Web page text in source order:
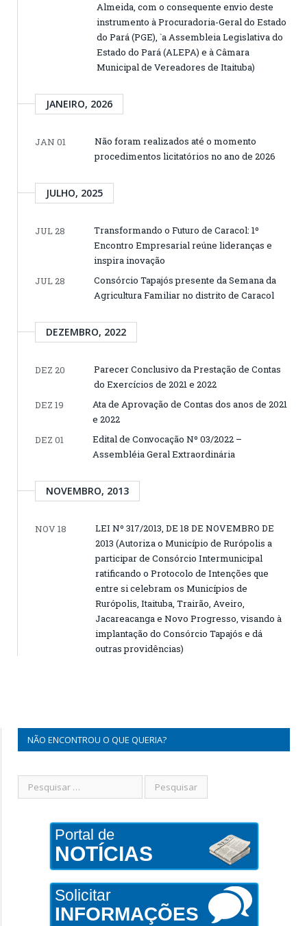
Almeida, com o consequente envio deste
instrumento à Procuradoria-Geral do Estado
do Pará (PGE), `a Assembleia Legislativa do
Estado do Pará (ALEPA) e à Câmara
Municipal de Vereadores de Itaituba)
JANEIRO, 2026
JAN 01
Não foram realizados até o momento
procedimentos licitatórios no ano de 2026
JULHO, 2025
JUL 28
Transformando o Futuro de Caracol: 1º
Encontro Empresarial reúne lideranças e
inspira inovação
JUL 28
Consórcio Tapajós presente da Semana da
Agricultura Familiar no distrito de Caracol
DEZEMBRO, 2022
DEZ 20
Parecer Conclusivo da Prestação de Contas
do Exercícios de 2021 e 2022
DEZ 19
Ata de Aprovação de Contas dos anos de 2021
e 2022
DEZ 01
Edital de Convocação Nº 03/2022 –
Assembléia Geral Extraordinária
NOVEMBRO, 2013
NOV 18
LEI Nº 317/2013, DE 18 DE NOVEMBRO DE
2013 (Autoriza o Município de Rurópolis a
participar de Consórcio Intermunicipal
ratificando o Protocolo de Intenções que
entre si celebram os Municípios de
Rurópolis, Itaituba, Trairão, Aveiro,
Jacareacanga e Novo Progresso, visando à
implantação do Consórcio Tapajós e dá
outras providências)
NÃO ENCONTROU O QUE QUERIA?
Portal de
NOTÍCIAS
Solicitar
INFORMAÇÕES